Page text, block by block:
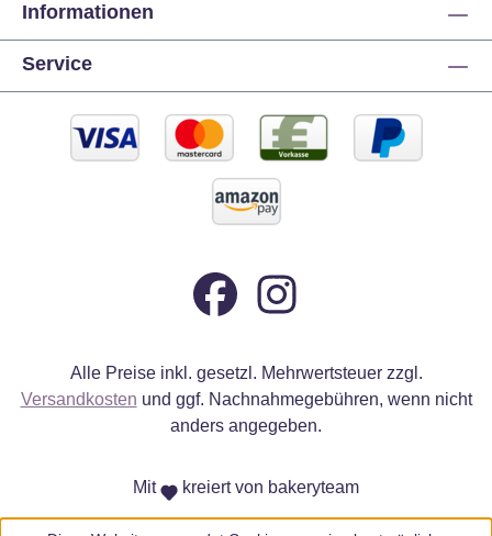
Informationen
Service
Alle Preise inkl. gesetzl. Mehrwertsteuer zzgl.
Versandkosten und ggf. Nachnahmegebühren, wenn nicht
anders angegeben.
Mit kreiert von bakeryteam